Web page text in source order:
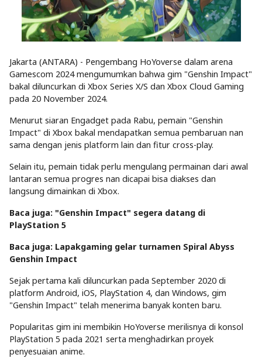
Jakarta (ANTARA) - Pengembang HoYoverse dalam arena
Gamescom 2024 mengumumkan bahwa gim "Genshin Impact"
bakal diluncurkan di Xbox Series X/S dan Xbox Cloud Gaming
pada 20 November 2024.
Menurut siaran Engadget pada Rabu, pemain "Genshin
Impact" di Xbox bakal mendapatkan semua pembaruan nan
sama dengan jenis platform lain dan fitur cross-play.
Selain itu, pemain tidak perlu mengulang permainan dari awal
lantaran semua progres nan dicapai bisa diakses dan
langsung dimainkan di Xbox.
Baca juga: "Genshin Impact" segera datang di
PlayStation 5
Baca juga: Lapakgaming gelar turnamen Spiral Abyss
Genshin Impact
Sejak pertama kali diluncurkan pada September 2020 di
platform Android, iOS, PlayStation 4, dan Windows, gim
"Genshin Impact" telah menerima banyak konten baru.
Popularitas gim ini membikin HoYoverse merilisnya di konsol
PlayStation 5 pada 2021 serta menghadirkan proyek
penyesuaian anime.